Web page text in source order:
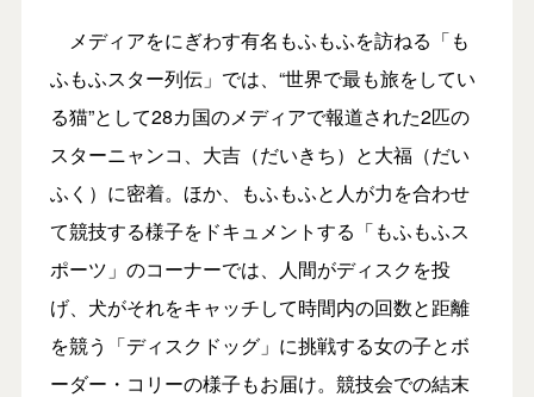
メディアをにぎわす有名もふもふを訪ねる「も
ふもふスター列伝」では、“世界で最も旅をしてい
る猫”として28カ国のメディアで報道された2匹の
スターニャンコ、大吉（だいきち）と大福（だい
ふく）に密着。ほか、もふもふと人が力を合わせ
て競技する様子をドキュメントする「もふもふス
ポーツ」のコーナーでは、人間がディスクを投
げ、犬がそれをキャッチして時間内の回数と距離
を競う「ディスクドッグ」に挑戦する女の子とボ
ーダー・コリーの様子もお届け。競技会での結末